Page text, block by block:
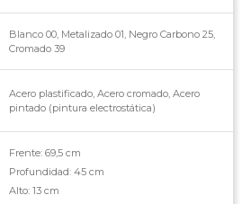
Blanco 00, Metalizado 01, Negro Carbono 25,
Cromado 39
Acero plastificado, Acero cromado, Acero
pintado (pintura electrostática)
Frente: 69,5 cm
Profundidad: 45 cm
Alto: 13 cm